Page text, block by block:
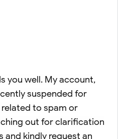
you well. My account,
suspended for
to spam or
out for clarification
and kindly request an